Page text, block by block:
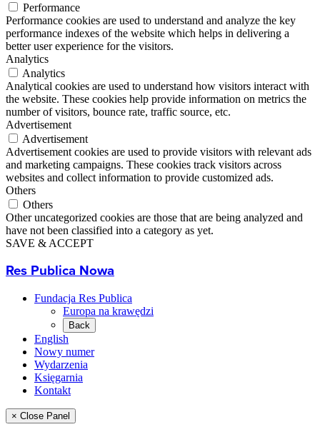
Performance
Performance cookies are used to understand and analyze the key
performance indexes of the website which helps in delivering a
better user experience for the visitors.
Analytics
Analytics
Analytical cookies are used to understand how visitors interact with
the website. These cookies help provide information on metrics the
number of visitors, bounce rate, traffic source, etc.
Advertisement
Advertisement
Advertisement cookies are used to provide visitors with relevant ads
and marketing campaigns. These cookies track visitors across
websites and collect information to provide customized ads.
Others
Others
Other uncategorized cookies are those that are being analyzed and
have not been classified into a category as yet.
SAVE & ACCEPT
Res Publica Nowa
Fundacja Res Publica
Europa na krawędzi
Back
English
Nowy numer
Wydarzenia
Księgarnia
Kontakt
× Close Panel